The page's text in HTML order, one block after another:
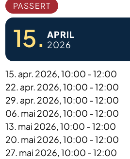
PASSERT
15. APRIL
2026
15. apr. 2026, 10:00 - 12:00
22. apr. 2026, 10:00 - 12:00
29. apr. 2026, 10:00 - 12:00
06. mai 2026, 10:00 - 12:00
13. mai 2026, 10:00 - 12:00
20. mai 2026, 10:00 - 12:00
27. mai 2026, 10:00 - 12:00